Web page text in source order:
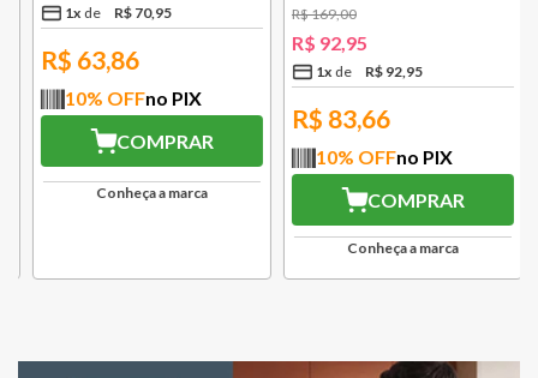
1 x R$70,95
R$63,86
10% OFFno PIX
COMPRAR
Conheça a marca
R$169,00
R$92,95
1 x R$92,95
R$83,66
10% OFFno PIX
COMPRAR
Conheça a marca